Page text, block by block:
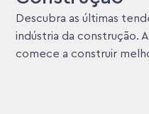
Descubra as últimas
indústria da construção.
comece a construir